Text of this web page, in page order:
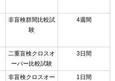
非盲検群間比較試
験
4週間
二重盲検クロスオ
ーバー比較試験
3日間
非盲検クロスオー
1日間